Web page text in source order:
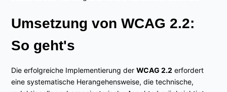
Umsetzung von WCAG 2.2:
So geht's
Die erfolgreiche Implementierung derWCAG 2.2 erfordert
eine systematische Herangehensweise, die technische,